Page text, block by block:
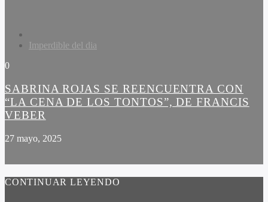
Imperdible del dia
0
SABRINA ROJAS SE REENCUENTRA CON
“LA CENA DE LOS TONTOS”, DE FRANCIS
VEBER
27 mayo, 2025
CONTINUAR LEYENDO